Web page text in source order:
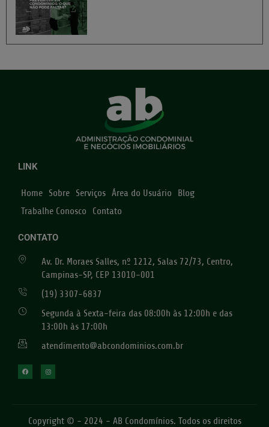
LINK
Home Sobre Serviços Área do Usuário
Blog
Trabalhe Conosco
Contato
CONTATO
Av. Dr. Moraes Salles, nº 1212, Salas 72/73, Centro,
Campinas-SP, CEP 13010-001
(19) 3307-6837
Segunda à Sexta-feira das 08:00h às 12:00h e das
13:00h às 17:00h
atendimento@abcondominios.com.br
Copyright © - 2024 - AB Condomínios. Todos os direitos